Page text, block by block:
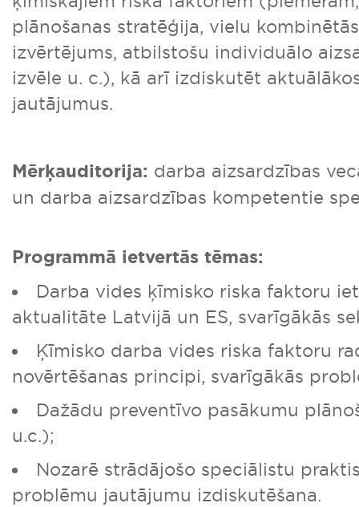
plānošanas stratēģija, vielu
izvērtējums, atbilstošu individuālo
izvēle u. c.), kā arī izdiskutēt
jautājumus.
Mērķauditorija: darba aizsardzības
un darba aizsardzības kompetentie
Programmā ietvertās tēmas:
Darba vides ķīmisko riska faktoru
aktualitāte Latvijā un ES, svarīgākās
Ķīmisko darba vides riska faktoru
novērtēšanas principi, svarīgākās
Dažādu preventīvo pasākumu
u.c.);
Nozarē strādājošo speciālistu
problēmu jautājumu izdiskutēšana.